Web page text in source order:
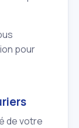
pour
de votre